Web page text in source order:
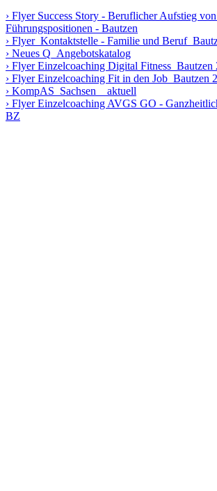
Flyer Success Story - Beruflicher Aufstieg
Führungspositionen - Bautzen
Flyer_Kontaktstelle - Familie und
Neues Q_Angebotskatalog
Flyer Einzelcoaching Digital Fitness_Bautzen
Flyer Einzelcoaching Fit in den Job_Bautzen
KompAS_Sachsen__aktuell
Flyer Einzelcoaching AVGS GO -
BZ